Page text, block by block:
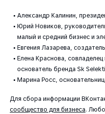
Александр Калинин,
Юрий Новиков,
малый и средний бизнес и
Евгения Лазарева,
Елена Краснова,
основатель бренда Sk
Марина Росс,
Для сбора информации
сообщество для бизнеса.